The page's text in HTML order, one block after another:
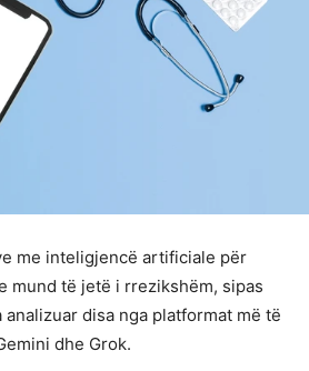
me inteligjencë artificiale për
mund të jetë i rrezikshëm, sipas
disa nga platformat më të
dhe Grok.